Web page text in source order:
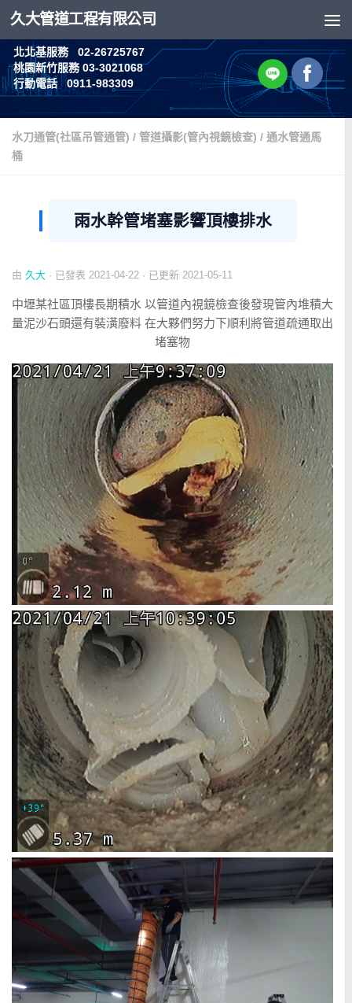
Skip to content
久大管道工程有限公司
北北基服務 02-26725767
桃園新竹服務 03-3021068
行動電話 0911-983309
水刀通管(社區吊管通管) / 管道攝影(管內視鏡檢查) / 通水管通馬
桶
雨水幹管堵塞影響頂樓排水
由 久大 · 已發表 2021-04-22 · 已更新 2021-05-11
中壢某社區頂樓長期積水 以管道內視鏡檢查後發現管內堆積大
量泥沙石頭還有裝潢廢料 在大夥們努力下順利將管道疏通取出
堵塞物